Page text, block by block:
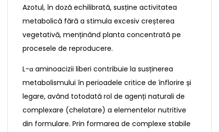
Azotul, în doză echilibrată, susține activitatea
metabolică fără a stimula excesiv creșterea
vegetativă, menținând planta concentrată pe
procesele de reproducere.
L-α aminoacizii liberi contribuie la susținerea
metabolismului în perioadele critice de înflorire și
legare, având totodată rol de agenți naturali de
complexare (chelatare) a elementelor nutritive
din formulare. Prin formarea de complexe stabile